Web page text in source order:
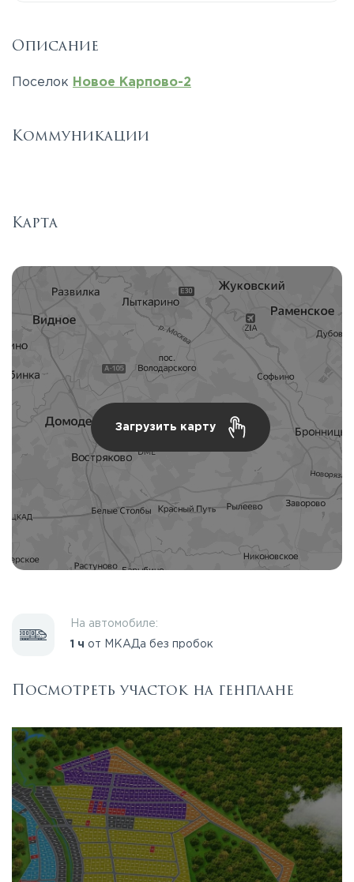
Описание
Поселок Новое Карпово-2
Коммуникации
Карта
Загрузить карту
На автомобиле:
1 ч от МКАДа без пробок
Посмотреть участок на генплане